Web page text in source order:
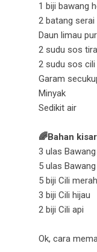
1 biji bawang
2 batang serai
Daun limau
2 sudu sos
2 sudu sos cili
Garam
Minyak
Sedikit air
🌈Bahan kisar
3 ulas
5 ulas
5 biji Cili merah
3 biji Cili hijau
2 biji Cili api
Ok, cara